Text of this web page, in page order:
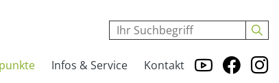
Infos & Service Kontakt